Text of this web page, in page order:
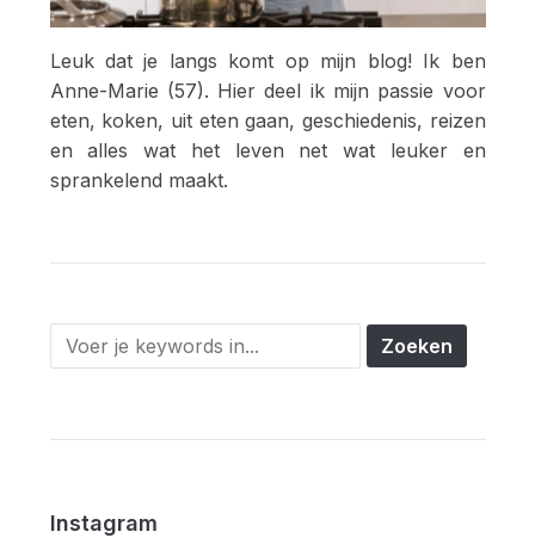
Leuk dat je langs komt op mijn blog! Ik ben
Anne-Marie (57). Hier deel ik mijn passie voor
eten, koken, uit eten gaan, geschiedenis, reizen
en alles wat het leven net wat leuker en
sprankelend maakt.
Instagram